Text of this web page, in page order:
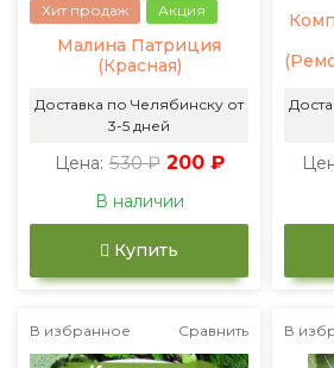
Хит продаж Акция
Малина Патриция
(Красная)
Доставка по Челябинску от
3-5 дней
Цена: 530 ₽ 200 ₽
В наличии
Купить
В избранное Сравнить В